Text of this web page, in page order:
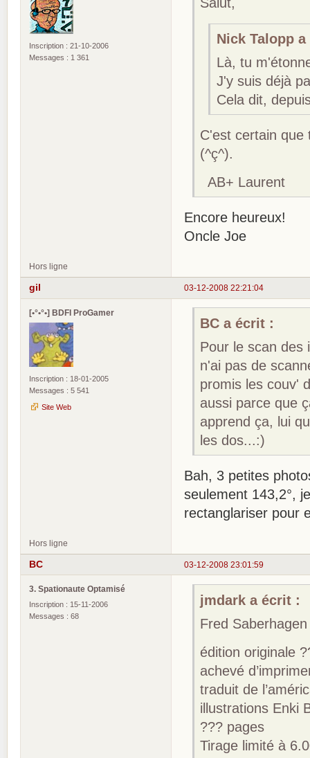
Inscription : 21-10-2006
Messages : 1 361
Nick Talopp
Là, tu
J'y suis déjà
Cela dit,
C'est certain que
(^ç^).
AB+ Laurent
Encore heureux!
Oncle Joe
Hors ligne
03-12-2008 22:21:04
gil
[•°•°•] BDFI ProGamer
Inscription : 18-01-2005
Messages : 5 541
Site Web
BC a écrit :
Pour le scan des
n'ai pas de
promis les couv'
aussi parce que
apprend ça, lui
les dos...:)
Bah, 3 petites
seulement 143,2°,
rectanglariser pour
Hors ligne
03-12-2008 23:01:59
BC
3. Spationaute Optamisé
Inscription : 15-11-2006
Messages : 68
jmdark a écrit :
Fred
édition originale
achevé
traduit de
illustrations Enki
??? pages
Tirage limité à